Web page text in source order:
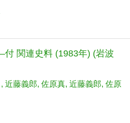
関連史料 (1983年) (岩波
近藤義郎 佐原真 近藤義郎 佐原